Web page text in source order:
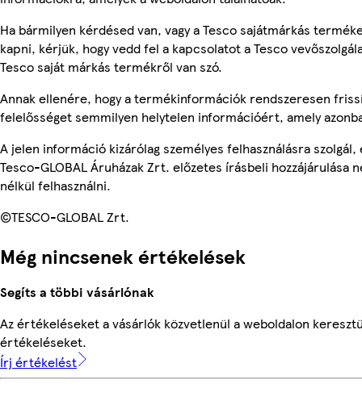
Ha bármilyen kérdésed van, vagy a Tesco sajátmárkás
kapni, kérjük, hogy vedd fel a kapcsolatot a Tesco
Tesco saját márkás termékről van szó.
Annak ellenére, hogy a termékinformációk rendszeresen
felelősséget semmilyen helytelen információért, amely
A jelen információ kizárólag személyes felhasználásra
Tesco-GLOBAL Áruházak Zrt. előzetes írásbeli hozzájárulása
nélkül felhasználni.
©TESCO-GLOBAL Zrt.
Még nincsenek értékelések
Segíts a többi vásárlónak
Az értékeléseket a vásárlók közvetlenül a weboldalon
értékeléseket.
Írj értékelést